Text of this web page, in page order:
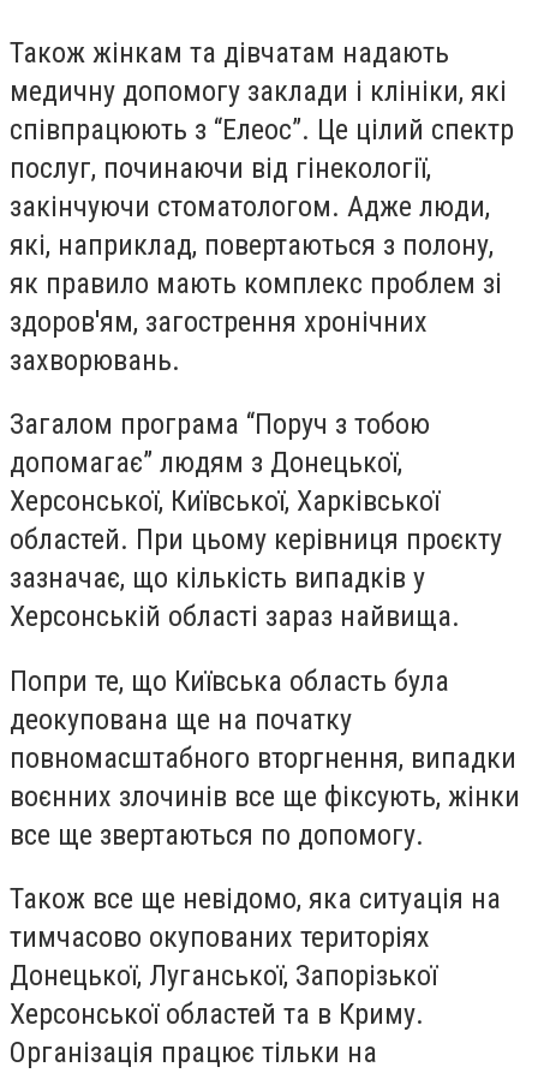
Також жінкам та дівчатам надають
медичну допомогу заклади і клініки, які
співпрацюють з “Елеос”. Це цілий спектр
послуг, починаючи від гінекології,
закінчуючи стоматологом. Адже люди,
які, наприклад, повертаються з полону,
як правило мають комплекс проблем зі
здоров'ям, загострення хронічних
захворювань.
Загалом програма “Поруч з тобою
допомагає” людям з Донецької,
Херсонської, Київської, Харківської
областей. При цьому керівниця проєкту
зазначає, що кількість випадків у
Херсонській області зараз найвища.
Попри те, що Київська область була
деокупована ще на початку
повномасштабного вторгнення, випадки
воєнних злочинів все ще фіксують, жінки
все ще звертаються по допомогу.
Також все ще невідомо, яка ситуація на
тимчасово окупованих територіях
Донецької, Луганської, Запорізької
Херсонської областей та в Криму.
Організація працює тільки на